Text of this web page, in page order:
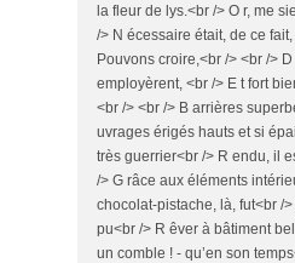
la fleur de lys.<br /> O r, me
/> N écessaire était, de ce
Pouvons croire,<br /> <br />
employèrent, <br /> E t fort
<br /> <br /> B arrières
uvrages érigés hauts et si
très guerrier<br /> R endu, il
/> G râce aux éléments
chocolat-pistache, là, fut<br /
pu<br /> R êver à bâtiment
un comble ! - qu’en son